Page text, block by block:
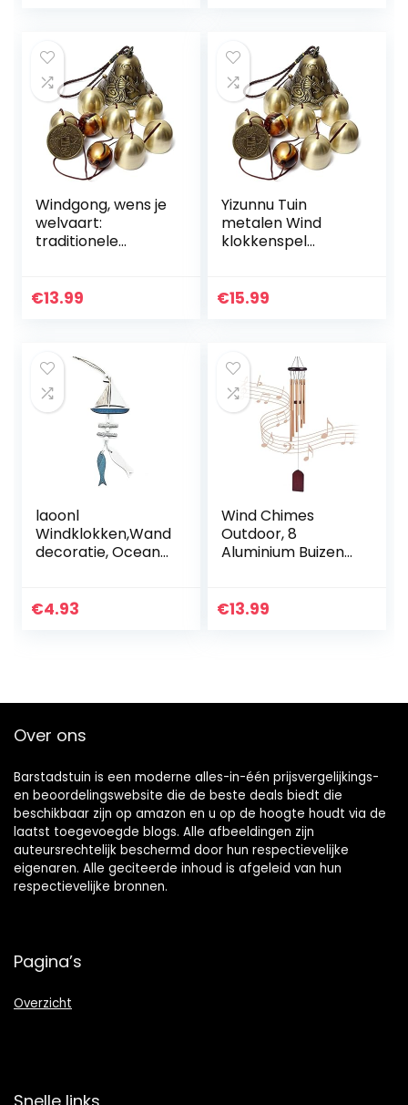
Windgong, wens je
welvaart:
traditionele
e 4 buizen 5 bellen
€13.99
Yizunnu Tuin
metalen Wind
klokkenspel
Woondecoratie 40
€15.99
laoonl
Windklokken,Wand
decoratie, Ocean
Ocean Wind
€4.93
Wind Chimes
Outdoor, 8
Aluminium Buizen
Achtertuin Home
€13.99
Over ons
Barstadstuin is een moderne alles-in-één prijsvergelijkings-
en beoordelingswebsite die de beste deals biedt die
beschikbaar zijn op amazon en u op de hoogte houdt via de
laatst toegevoegde blogs. Alle afbeeldingen zijn
auteursrechtelijk beschermd door hun respectievelijke
eigenaren. Alle geciteerde inhoud is afgeleid van hun
respectievelijke bronnen.
Pagina’s
Overzicht